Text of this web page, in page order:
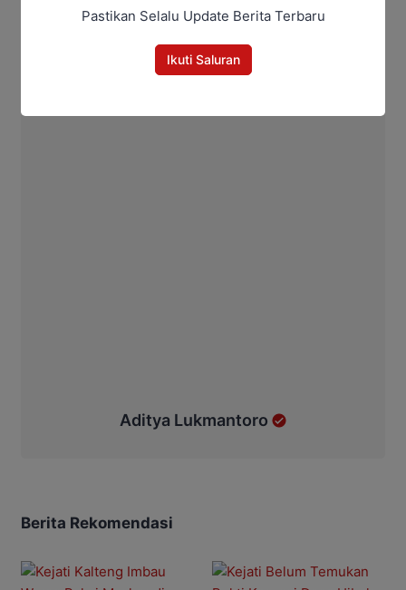
Aditya Lukmantoro
Berita Rekomendasi
Pastikan Selalu Update Berita Terbaru
Ikuti Saluran